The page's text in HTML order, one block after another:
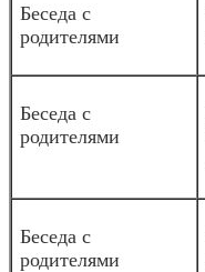
Беседа с
родителями
Беседа с
родителями
Беседа с
родителями